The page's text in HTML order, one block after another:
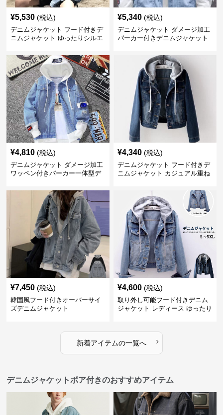
¥5,530 (税込)
デニムジャケット フード付きデ
ニムジャケット ゆったりシルエ
¥5,340 (税込)
デニムジャケット ダメージ加工
パーカー付きデニムジャケット
¥4,810 (税込)
デニムジャケット ダメージ加工
ワッペン付きパーカー一体型デ
¥4,340 (税込)
デニムジャケット フード付きデ
ニムジャケット カジュアル重ね
¥7,450 (税込)
韓国風フード付きオーバーサイ
ズデニムジャケット
¥4,600 (税込)
取り外し可能フード付きデニム
ジャケット レディース ゆったり
新着アイテムの一覧へ ›
デニムジャケットボア付きのおすすめアイテム